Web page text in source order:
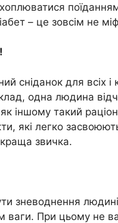
– це зовсім не
сніданок для всіх
одна людина
іншому такий
які легко
звичка.
зневоднення
ваги. При цьому не